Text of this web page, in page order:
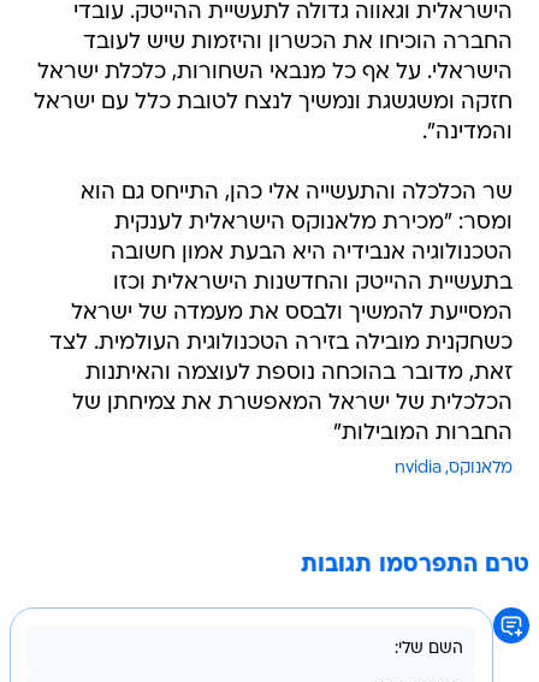
הישראלית וגאווה גדולה לתעשיית ההייטק. עובדי
החברה הוכיחו את הכשרון והיזמות שיש לעובד
הישראלי. על אף כל מנבאי השחורות, כלכלת ישראל
חזקה ומשגשגת ונמשיך לנצח לטובת כלל עם ישראל
והמדינה".
שר הכלכלה והתעשייה אלי כהן, התייחס גם הוא
ומסר: "מכירת מלאנוקס הישראלית לענקית
הטכנולוגיה אנבידיה היא הבעת אמון חשובה
בתעשיית ההייטק והחדשנות הישראלית וכזו
המסייעת להמשיך ולבסס את מעמדה של ישראל
כשחקנית מובילה בזירה הטכנולוגית העולמית. לצד
זאת, מדובר בהוכחה נוספת לעוצמה והאיתנות
הכלכלית של ישראל המאפשרת את צמיחתן של
החברות המובילות"
מלאנוקס nvidia
טרם התפרסמו תגובות